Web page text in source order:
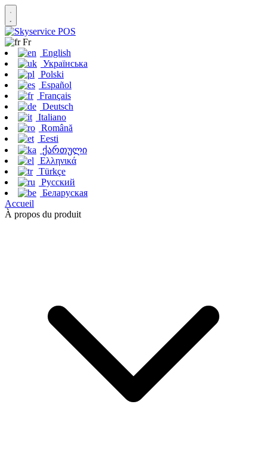
Fr
English
Українська
Polski
Español
Français
Deutsch
Italiano
Română
Eesti
ქართული
Ελληνικά
Türkçe
Русский
Беларуская
Accueil
À propos du produit